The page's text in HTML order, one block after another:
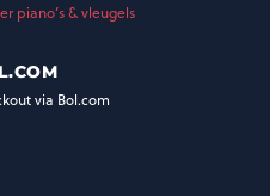
piano’s & vleugels
via Bol.com